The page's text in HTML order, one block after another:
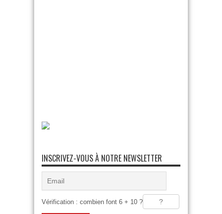
INSCRIVEZ-VOUS À NOTRE NEWSLETTER
Vérification : combien font 6 + 10 ?